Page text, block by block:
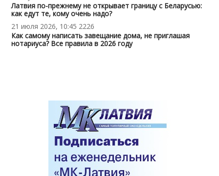
Латвия по-прежнему не открывает границу с Беларусью:
как едут те, кому очень надо?
21 июля 2026, 10:45 2226
Как самому написать завещание дома, не приглашая
нотариуса? Все правила в 2026 году